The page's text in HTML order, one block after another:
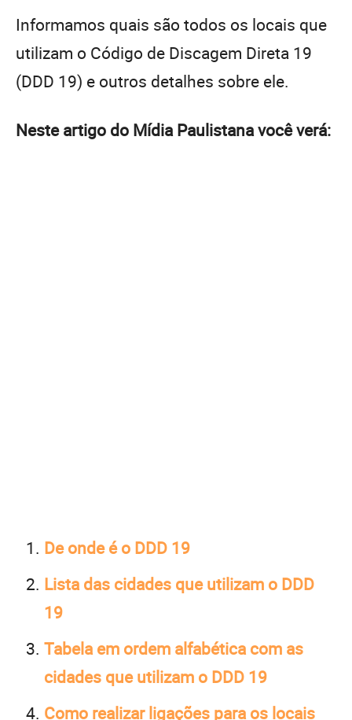
Informamos quais são todos os locais que
utilizam o Código de Discagem Direta 19
(DDD 19) e outros detalhes sobre ele.
Neste artigo do Mídia Paulistana você verá:
De onde é o DDD 19
Lista das cidades que utilizam o DDD
19
Tabela em ordem alfabética com as
cidades que utilizam o DDD 19
Como realizar ligações para os locais